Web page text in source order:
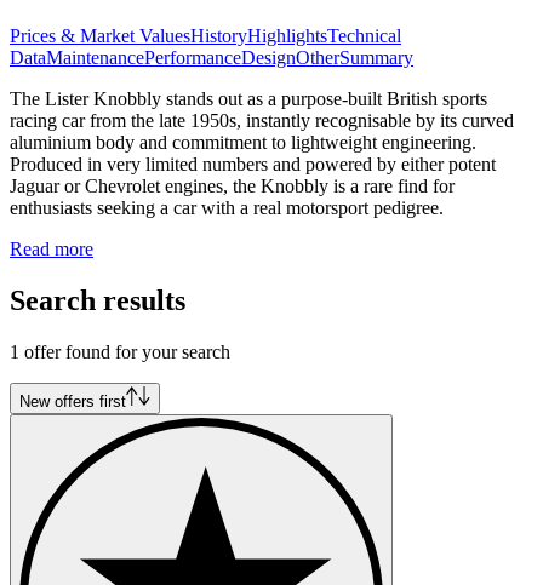
Prices & Market ValuesHistoryHighlightsTechnical
DataMaintenancePerformanceDesignOtherSummary
The Lister Knobbly stands out as a purpose-built British sports
racing car from the late 1950s, instantly recognisable by its curved
aluminium body and commitment to lightweight engineering.
Produced in very limited numbers and powered by either potent
Jaguar or Chevrolet engines, the Knobbly is a rare find for
enthusiasts seeking a car with a real motorsport pedigree.
Read more
Search results
1 offer found for your search
New offers first